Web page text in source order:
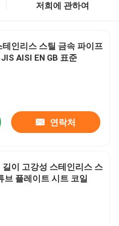
저희에 관하여
테인리스 스틸 금속 파이프
AISI EN GB 표준
연락처
길이 고강성 스테인리스 스
브 플레이트 시트 코일